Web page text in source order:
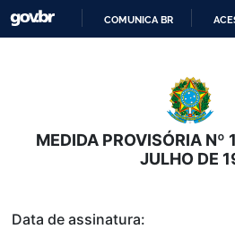
O
COMUNICA BR
MEDIDA PROVISÓRIA
JULHO DE
Data de assinatura: